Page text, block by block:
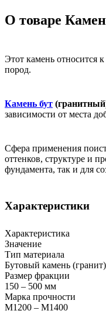
О товаре
Этот камень относится
пород.
Камень бут
зависимости от места
Сфера применения
оттенков, структуре и
фундамента, так и для
Характеристики
Характеристика
Значение
Тип материала
Бутовый камень (гранит)
Размер фракции
150 – 500 мм
Марка прочности
М1200 – М1400